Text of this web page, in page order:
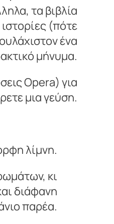
τα βιβλία
(πότε
ένα
μήνυμα.
Opera) για
μια γεύση.
λίμνη.
κι
διάφανη
παρέα.